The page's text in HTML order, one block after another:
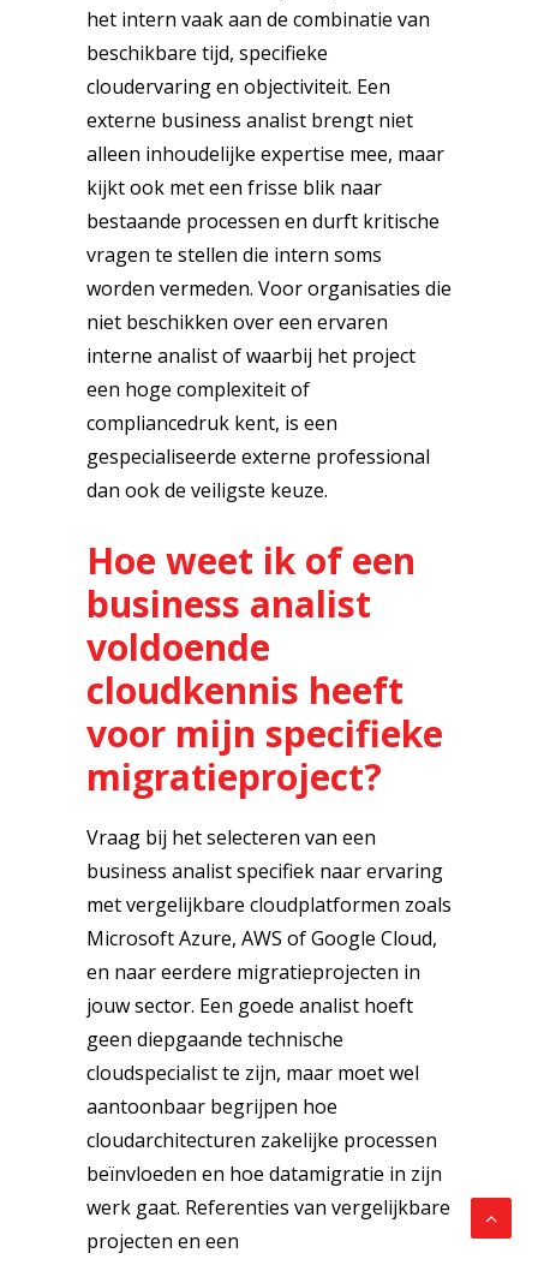
het intern vaak aan de combinatie van
beschikbare tijd, specifieke
cloudervaring en objectiviteit. Een
externe business analist brengt niet
alleen inhoudelijke expertise mee, maar
kijkt ook met een frisse blik naar
bestaande processen en durft kritische
vragen te stellen die intern soms
worden vermeden. Voor organisaties die
niet beschikken over een ervaren
interne analist of waarbij het project
een hoge complexiteit of
compliancedruk kent, is een
gespecialiseerde externe professional
dan ook de veiligste keuze.
Hoe weet ik of een
business analist
voldoende
cloudkennis heeft
voor mijn specifieke
migratieproject?
Vraag bij het selecteren van een
business analist specifiek naar ervaring
met vergelijkbare cloudplatformen zoals
Microsoft Azure, AWS of Google Cloud,
en naar eerdere migratieprojecten in
jouw sector. Een goede analist hoeft
geen diepgaande technische
cloudspecialist te zijn, maar moet wel
aantoonbaar begrijpen hoe
cloudarchitecturen zakelijke processen
beïnvloeden en hoe datamigratie in zijn
werk gaat. Referenties van vergelijkbare
projecten en een